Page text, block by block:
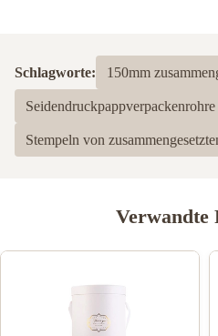
Schlagworte: 150mm
Seidendruckpappverpackenrohre
Stempeln von
Verwandte